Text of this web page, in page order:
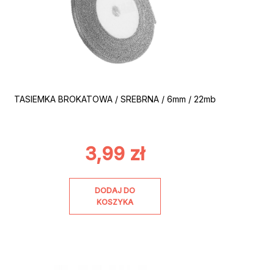
TASIEMKA BROKATOWA / SREBRNA / 6mm / 22mb
3,99 zł
DODAJ DO
KOSZYKA